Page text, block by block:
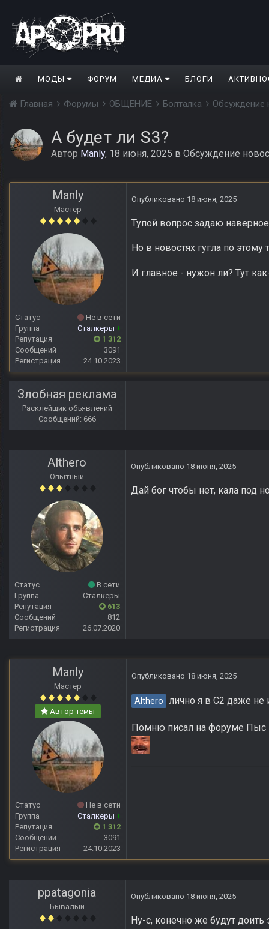
МОДЫ ФОРУМ МЕДИА БЛОГИ
Главная Форумы ОБЩЕНИЕ Болталка Обсуждение
А будет ли S3?
Автор Manly, 18 июня, 2025 в Обсуждение
Manly
Мастер
Статус
Не в сети
Группа
Сталкеры +
Репутация
1 312
Сообщений
3091
Регистрация
24.10.2023
Опубликовано 18 июня, 2025
Тупой вопрос задаю
Но в новостях гугла по этому
И главное - нужон ли? Тут
Злобная реклама
Расклейщик объявлений
Сообщений: 666
Althero
Опытный
Статус
В сети
Группа
Сталкеры
Репутация
613
Сообщений
812
Регистрация
26.07.2020
Опубликовано 18 июня, 2025
Дай бог чтобы нет, кала под
Manly
Мастер
Автор темы
Статус
Не в сети
Группа
Сталкеры +
Репутация
1 312
Сообщений
3091
Регистрация
24.10.2023
Опубликовано 18 июня, 2025
Althero лично я в С2 даже не
Помню писал на форуме Пыс
ppatagonia
Бывалый
Опубликовано 18 июня, 2025
Ну-с, конечно же будут доить